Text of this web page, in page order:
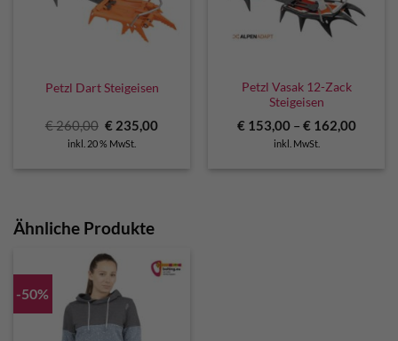
Petzl Dart Steigeisen
€260,00 Ursprünglicher
Preis
war:
€ 235,00Aktueller
inkl. 20 % MwSt.
Petzl Vasak 12-Zack
Steigeisen
€153,00– €162,00
inkl. MwSt.
Ähnliche Produkte
-50%